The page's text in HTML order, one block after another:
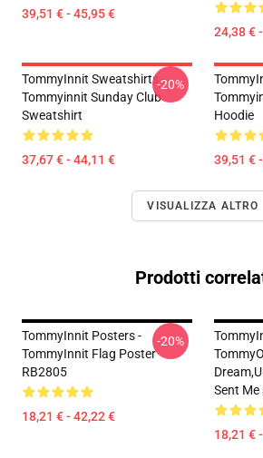
39,51 € - 45,95 €
24,38 €
TommyInnit Sweatshirts -
Tommyinnit Sunday Club
Sweatshirt
37,67 € - 44,11 €
-20%
Hoodie
39,51 €
VISUALIZZA ALTRO
Prodotti
TommyInnit Posters -
TommyInnit Flag Poster
RB2805
18,21 € - 42,22 €
-20%
Sent Me
18,21 €